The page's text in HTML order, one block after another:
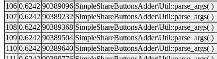
106 0.6242 90389096 SimpleShareButtonsAdder\Util::parse_args( )
107 0.6242 90389232 SimpleShareButtonsAdder\Util::parse_args( )
108 0.6242 90389368 SimpleShareButtonsAdder\Util::parse_args( )
109 0.6242 90389504 SimpleShareButtonsAdder\Util::parse_args( )
110 0.6242 90389640 SimpleShareButtonsAdder\Util::parse_args( )